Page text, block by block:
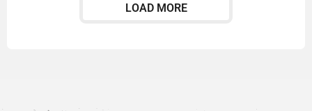
o
LOAD MORE